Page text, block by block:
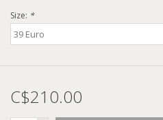
Size: *
C$210.00